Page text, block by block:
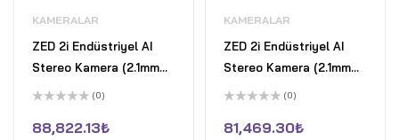
KAMERALAR
ZED 2i Endüstriyel AI
Stereo Kamera (2.1mm
Polarizeli, 10m Kablo)
üzerinden
0
(0)
88,822.13₺
KAMERALAR
ZED 2i Endüstriyel AI
Stereo Kamera (2.1mm
Polarizeli, 30cm Kablo)
üzerinden
0
(0)
81,469.30₺